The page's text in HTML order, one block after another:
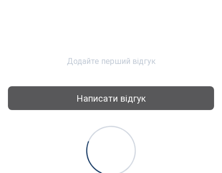
Додайте перший відгук
Написати відгук